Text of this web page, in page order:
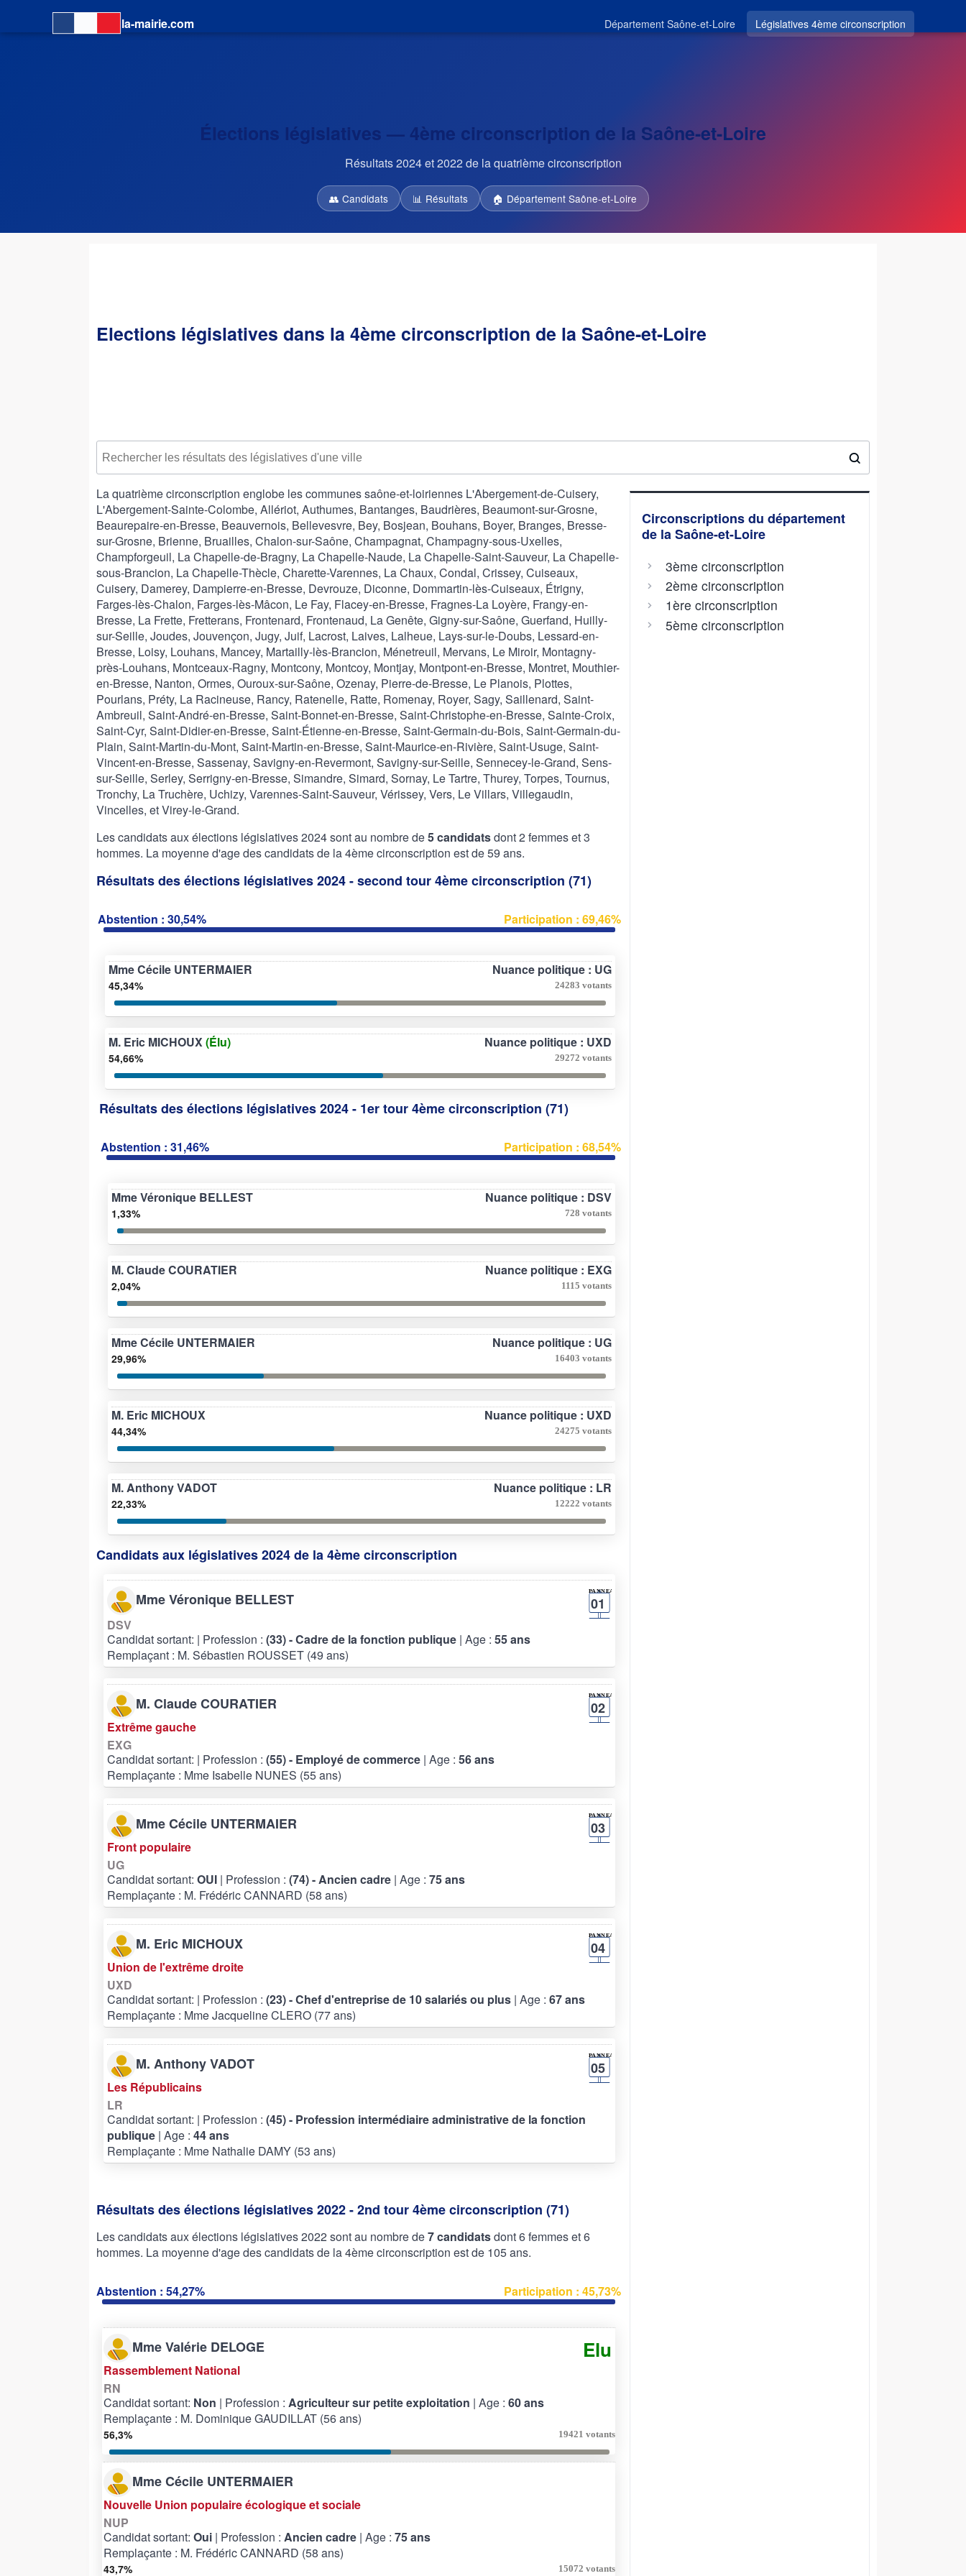
la-mairie.com Département Saône-et-Loire Législatives 4ème circonscription
Élections législatives — 4ème circonscription de la Saône-et-Loire
Résultats 2024 et 2022 de la quatrième circonscription
👥 Candidats 📊 Résultats 🏠 Département Saône-et-Loire
Elections législatives dans la 4ème circonscription de la Saône-et-Loire
La quatrième circonscription englobe les communes saône-et-loiriennes L'Abergement-de-Cuisery,
L'Abergement-Sainte-Colombe, Allériot, Authumes, Bantanges, Baudrières, Beaumont-sur-Grosne,
Beaurepaire-en-Bresse, Beauvernois, Bellevesvre, Bey, Bosjean, Bouhans, Boyer, Branges, Bresse-
sur-Grosne, Brienne, Bruailles, Chalon-sur-Saône, Champagnat, Champagny-sous-Uxelles,
Champforgeuil, La Chapelle-de-Bragny, La Chapelle-Naude, La Chapelle-Saint-Sauveur, La Chapelle-
sous-Brancion, La Chapelle-Thècle, Charette-Varennes, La Chaux, Condal, Crissey, Cuiseaux,
Cuisery, Damerey, Dampierre-en-Bresse, Devrouze, Diconne, Dommartin-lès-Cuiseaux, Étrigny,
Farges-lès-Chalon, Farges-lès-Mâcon, Le Fay, Flacey-en-Bresse, Fragnes-La Loyère, Frangy-en-
Bresse, La Frette, Fretterans, Frontenard, Frontenaud, La Genête, Gigny-sur-Saône, Guerfand, Huilly-
sur-Seille, Joudes, Jouvençon, Jugy, Juif, Lacrost, Laives, Lalheue, Lays-sur-le-Doubs, Lessard-en-
Bresse, Loisy, Louhans, Mancey, Martailly-lès-Brancion, Ménetreuil, Mervans, Le Miroir, Montagny-
près-Louhans, Montceaux-Ragny, Montcony, Montcoy, Montjay, Montpont-en-Bresse, Montret, Mouthier-
en-Bresse, Nanton, Ormes, Ouroux-sur-Saône, Ozenay, Pierre-de-Bresse, Le Planois, Plottes,
Pourlans, Préty, La Racineuse, Rancy, Ratenelle, Ratte, Romenay, Royer, Sagy, Saillenard, Saint-
Ambreuil, Saint-André-en-Bresse, Saint-Bonnet-en-Bresse, Saint-Christophe-en-Bresse, Sainte-Croix,
Saint-Cyr, Saint-Didier-en-Bresse, Saint-Étienne-en-Bresse, Saint-Germain-du-Bois, Saint-Germain-du-
Plain, Saint-Martin-du-Mont, Saint-Martin-en-Bresse, Saint-Maurice-en-Rivière, Saint-Usuge, Saint-
Vincent-en-Bresse, Sassenay, Savigny-en-Revermont, Savigny-sur-Seille, Sennecey-le-Grand, Sens-
sur-Seille, Serley, Serrigny-en-Bresse, Simandre, Simard, Sornay, Le Tartre, Thurey, Torpes, Tournus,
Tronchy, La Truchère, Uchizy, Varennes-Saint-Sauveur, Vérissey, Vers, Le Villars, Villegaudin,
Vincelles, et Virey-le-Grand.
Les candidats aux élections législatives 2024 sont au nombre de5 candidatsdont 2 femmes et 3
hommes. La moyenne d'age des candidats de la 4ème circonscription est de 59 ans.
Résultats des élections législatives 2024 - second tour 4ème circonscription (71)
Abstention : 30,54% Participation : 69,46%
Mme Cécile UNTERMAIER Nuance politique : UG
45,34% 24283 votants
M. Eric MICHOUX(Élu) Nuance politique : UXD
54,66% 29272 votants
Résultats des élections législatives 2024 - 1er tour 4ème circonscription (71)
Abstention : 31,46% Participation : 68,54%
Mme Véronique BELLEST Nuance politique : DSV
1,33% 728 votants
M. Claude COURATIER Nuance politique : EXG
2,04% 1115 votants
Mme Cécile UNTERMAIER Nuance politique : UG
29,96% 16403 votants
M. Eric MICHOUX Nuance politique : UXD
44,34% 24275 votants
M. Anthony VADOT Nuance politique : LR
22,33% 12222 votants
Candidats aux législatives 2024 de la 4ème circonscription
Mme Véronique BELLEST 01
DSV
Candidat sortant: | Profession : (33) - Cadre de la fonction publique | Age : 55 ans
Remplaçant : M. Sébastien ROUSSET (49 ans)
M. Claude COURATIER 02
Extrême gauche
EXG
Candidat sortant: | Profession : (55) - Employé de commerce | Age : 56 ans
Remplaçante : Mme Isabelle NUNES (55 ans)
Mme Cécile UNTERMAIER 03
Front populaire
UG
Candidat sortant: OUI | Profession : (74) - Ancien cadre | Age : 75 ans
Remplaçante : M. Frédéric CANNARD (58 ans)
M. Eric MICHOUX 04
Union de l'extrême droite
UXD
Candidat sortant: | Profession : (23) - Chef d'entreprise de 10 salariés ou plus | Age : 67 ans
Remplaçante : Mme Jacqueline CLERO (77 ans)
M. Anthony VADOT 05
Les Républicains
LR
Candidat sortant: | Profession : (45) - Profession intermédiaire administrative de la fonction
publique | Age : 44 ans
Remplaçante : Mme Nathalie DAMY (53 ans)
Résultats des élections législatives 2022 - 2nd tour 4ème circonscription (71)
Les candidats aux élections législatives 2022 sont au nombre de7 candidatsdont 6 femmes et 6
hommes. La moyenne d'age des candidats de la 4ème circonscription est de 105 ans.
Abstention : 54,27% Participation : 45,73%
Mme Valérie DELOGE Elu
Rassemblement National
RN
Candidat sortant: Non | Profession : Agriculteur sur petite exploitation | Age : 60 ans
Remplaçante : M. Dominique GAUDILLAT (56 ans)
56,3% 19421 votants
Mme Cécile UNTERMAIER
Nouvelle Union populaire écologique et sociale
NUP
Candidat sortant: Oui | Profession : Ancien cadre | Age : 75 ans
Remplaçante : M. Frédéric CANNARD (58 ans)
43,7% 15072 votants
Circonscriptions du département
de la Saône-et-Loire
3ème circonscription
2ème circonscription
1ère circonscription
5ème circonscription